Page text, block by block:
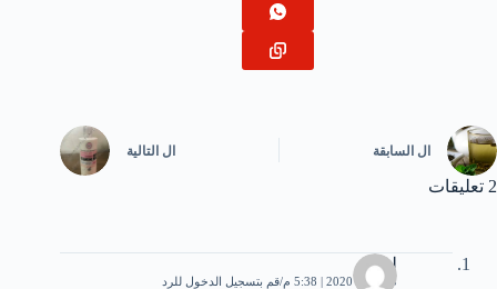
ال السابقة ال التالية
2 تعليقات
لميا
25 يناير، 2020 | 5:38 م قم بتسجيل الدخول للرد